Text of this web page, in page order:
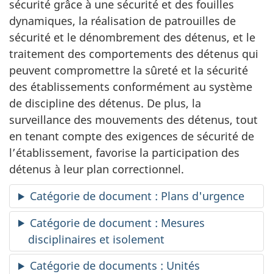
sécurité grâce à une sécurité et des fouilles
dynamiques, la réalisation de patrouilles de
sécurité et le dénombrement des détenus, et le
traitement des comportements des détenus qui
peuvent compromettre la sûreté et la sécurité
des établissements conformément au système
de discipline des détenus. De plus, la
surveillance des mouvements des détenus, tout
en tenant compte des exigences de sécurité de
l’établissement, favorise la participation des
détenus à leur plan correctionnel.
Catégorie de document : Plans d'urgence
Catégorie de document : Mesures
disciplinaires et isolement
Catégorie de documents : Unités